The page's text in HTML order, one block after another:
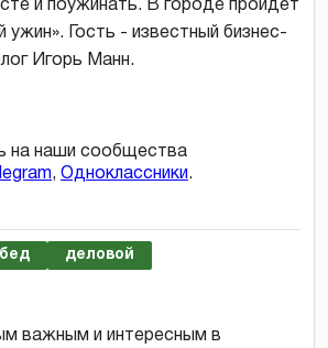
и поужинать. В городе пройдет
ужин». Гость - известный бизнес-
Игорь Манн.
на наши сообщества
, Одноклассники.
деловой
важным и интересным в